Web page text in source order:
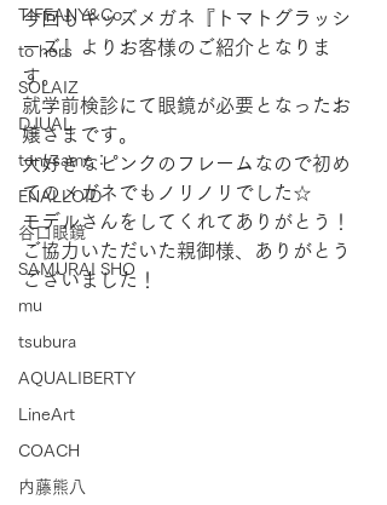
TIFFANY&Co.
to hers
SOLAIZ
DJUAL
tonysame：
ENALLOID
谷口眼鏡
SAMURAI SHO
mu
tsubura
AQUALIBERTY
LineArt
COACH
内藤熊八
今回もキッズメガネ『トマトグラッシ
ーズ』よりお客様のご紹介となりま
す。
就学前検診にて眼鏡が必要となったお
嬢さまです。
大好きなピンクのフレームなので初め
てのメガネでもノリノリでした☆
モデルさんをしてくれてありがとう！
ご協力いただいた親御様、ありがとう
ございました！